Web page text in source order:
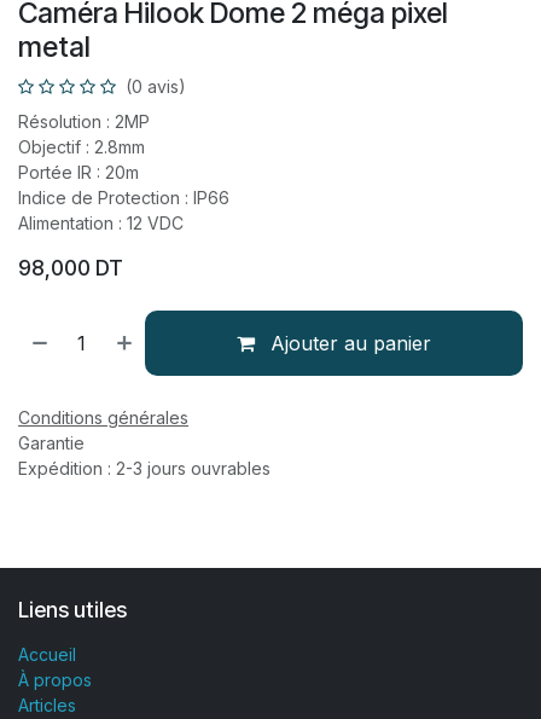
Caméra Hilook Dome 2 méga pixel
metal
(0 avis)
Résolution : 2MP
Objectif : 2.8mm
Portée IR : 20m
Indice de Protection : IP66
Alimentation : 12 VDC
98,000 DT
Ajouter au panier
Conditions générales
Garantie
Expédition : 2-3 jours ouvrables
Liens utiles
Accueil
À propos
Articles